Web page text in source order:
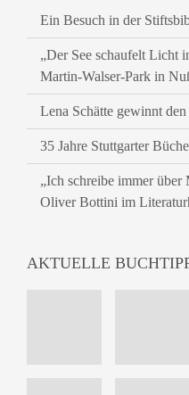
Ein Besuch in der
„Der See schaufelt Licht
Martin-Walser-Park in
Lena Schätte gewinnt
35 Jahre Stuttgarter
„Ich schreibe immer über
Oliver Bottini im
AKTUELLE